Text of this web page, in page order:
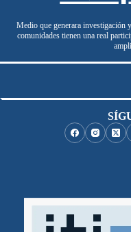
Medio que generara investigación
comunidades tienen una real